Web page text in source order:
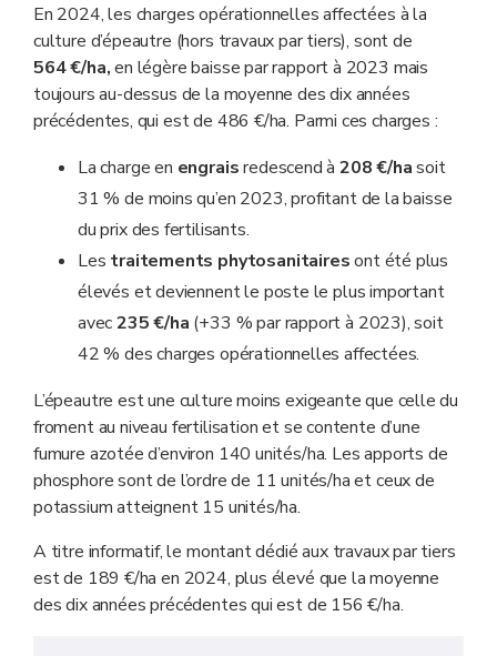
En 2024, les charges opérationnelles affectées à la
culture d’épeautre (hors travaux par tiers), sont de
564 €/ha,en légère baisse par rapport à 2023 mais
toujours au-dessus de la moyenne des dix années
précédentes, qui est de 486 €/ha. Parmi ces charges :
La charge en engraisredescend à208 €/hasoit
31 % de moins qu’en 2023, profitant de la baisse
du prix des fertilisants.
Les traitements phytosanitairesont été plus
élevés et deviennent le poste le plus important
avec235 €/ha (+33 % par rapport à 2023), soit
42 % des charges opérationnelles affectées.
L’épeautre est une culture moins exigeante que celle du
froment au niveau fertilisation et se contente d’une
fumure azotée d’environ 140 unités/ha. Les apports de
phosphore sont de l’ordre de 11 unités/ha et ceux de
potassium atteignent 15 unités/ha.
A titre informatif, le montant dédié aux travaux par tiers
est de 189 €/ha en 2024, plus élevé que la moyenne
des dix années précédentes qui est de 156 €/ha.